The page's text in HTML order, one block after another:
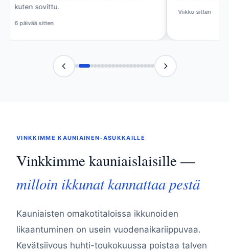
kuten sovittu.
6 päivää sitten
Viikko sitten
VINKKIMME KAUNIAINEN-ASUKKAILLE
Vinkkimme kauniaislaisille —
milloin ikkunat kannattaa pestä
Kauniaisten omakotitaloissa ikkunoiden
likaantuminen on usein vuodenaikariippuvaa.
Kevätsiivous huhti-toukokuussa poistaa talven